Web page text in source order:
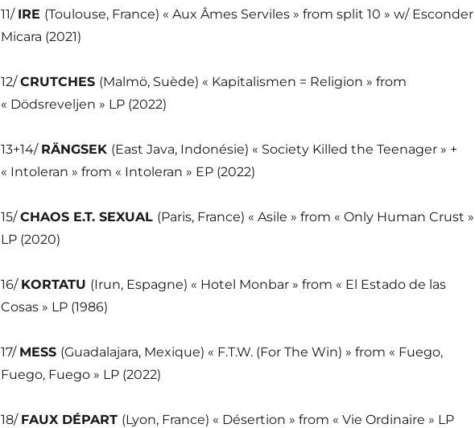
11/ IRE (Toulouse, France) « Aux Âmes Serviles » from split 10 » w/ Esconder
Micara (2021)
12/CRUTCHES (Malmö, Suède) « Kapitalismen = Religion » from
« Dödsreveljen » LP (2022)
13+14/ RÄNGSEK (East Java, Indonésie) « Society Killed the Teenager » +
« Intoleran » from « Intoleran » EP (2022)
15/CHAOS E.T. SEXUAL (Paris, France) « Asile » from « Only Human Crust »
LP (2020)
16/ KORTATU (Irun, Espagne) « Hotel Monbar » from « El Estado de las
Cosas » LP (1986)
17/ MESS (Guadalajara, Mexique) « F.T.W. (For The Win) » from « Fuego,
Fuego, Fuego » LP (2022)
18/ FAUX DÉPART (Lyon, France) « Désertion » from « Vie Ordinaire » LP